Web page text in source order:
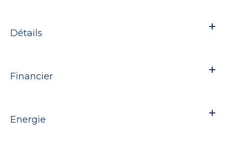
Détails
Financier
Energie